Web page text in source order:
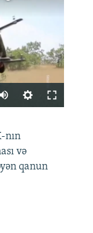
480p
360p
480p
nın
və
qanun